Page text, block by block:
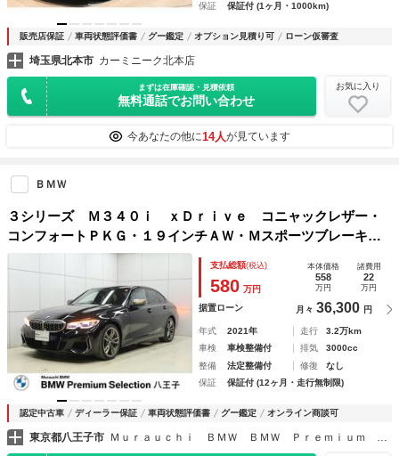
保証
保証付 (1ヶ月・1000km)
販売店保証 車両状態評価書 グー鑑定 オプション見積り可 ローン仮審査
埼玉県北本市 カーミニーク北本店
まずは在庫確認・見積依頼
無料通話でお問い合わせ
お気に入り
今あなたの他に14人が見ています
ＢＭＷ
３シリーズ Ｍ３４０ｉ ｘＤｒｉｖｅ コニャックレザー・
コンフォートＰＫＧ・１９インチＡＷ・Ｍスポーツブレーキ・
Ａｐｐｌｅカープレイ・ｈａｒｍａｎ／ｋａｒｄｏｎ
支払総額(税込)
580 万円
本体価格
558
万円
諸費用
22
万円
据置ローン 月々 36,300 円
年式 2021年 走行
3.2万km
車検
車検整備付 排気
3000cc
整備
法定整備付 修復
なし
保証
保証付 (12ヶ月・走行無制限)
認定中古車 ディーラー保証 車両状態評価書 グー鑑定 オンライン商談可
東京都八王子市 Ｍｕｒａｕｃｈｉ ＢＭＷ ＢＭＷ Ｐｒｅｍｉｕｍ Ｓｅｌｅｃｔｉｏｎ八王子